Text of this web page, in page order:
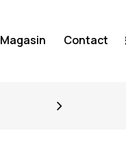
Magasin Contact